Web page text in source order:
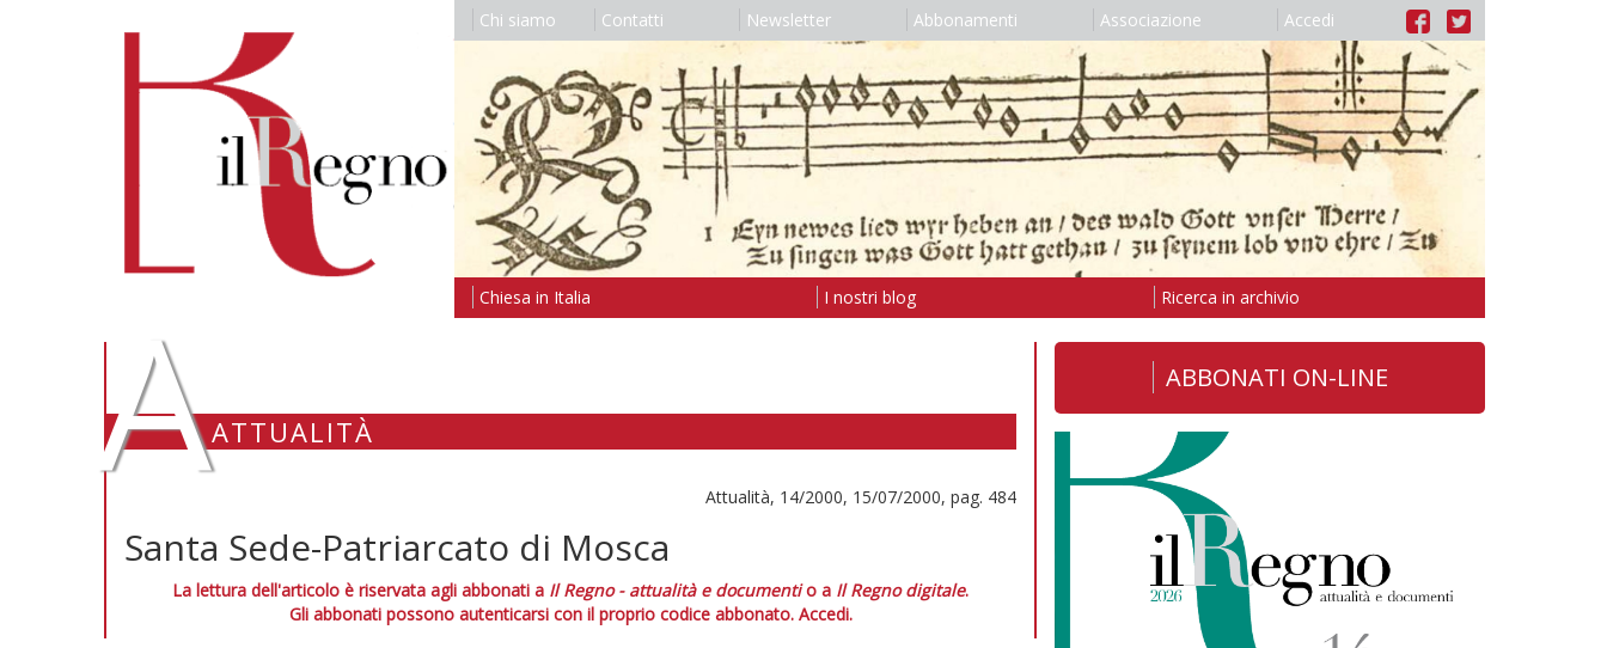
Chi siamo Contatti Newsletter Abbonamenti Associazione Accedi
Chiesa in Italia I nostri blog Ricerca in archivio
AATTUALITÀ
Attualità, 14/2000, 15/07/2000, pag. 484
Santa Sede-Patriarcato di Mosca
La lettura dell'articolo è riservata agli abbonati a Il Regno - attualità e documentio a Il Regno digitale.
Gli abbonati possono autenticarsi con il proprio codice abbonato. Accedi.
ABBONATI ON-LINE